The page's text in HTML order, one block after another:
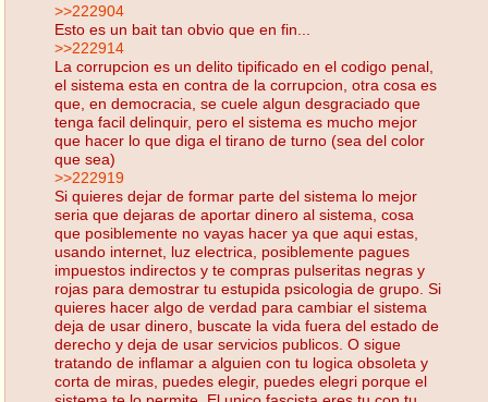
>>222904
Esto es un bait tan obvio que en fin...
>>222914
La corrupcion es un delito tipificado en el codigo penal,
el sistema esta en contra de la corrupcion, otra cosa es
que, en democracia, se cuele algun desgraciado que
tenga facil delinquir, pero el sistema es mucho mejor
que hacer lo que diga el tirano de turno (sea del color
que sea)
>>222919
Si quieres dejar de formar parte del sistema lo mejor
seria que dejaras de aportar dinero al sistema, cosa
que posiblemente no vayas hacer ya que aqui estas,
usando internet, luz electrica, posiblemente pagues
impuestos indirectos y te compras pulseritas negras y
rojas para demostrar tu estupida psicologia de grupo. Si
quieres hacer algo de verdad para cambiar el sistema
deja de usar dinero, buscate la vida fuera del estado de
derecho y deja de usar servicios publicos. O sigue
tratando de inflamar a alguien con tu logica obsoleta y
corta de miras, puedes elegir, puedes elegri porque el